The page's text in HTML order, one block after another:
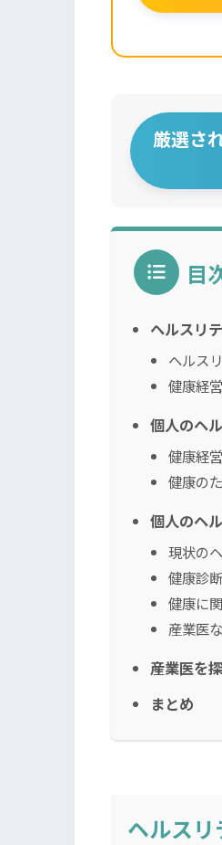
厳選さ
目
ヘルスリ
ヘルス
健康経
個人のヘ
健康経
健康の
個人のヘ
現状の
健康診
健康に
産業医
産業医を
まとめ
ヘルス